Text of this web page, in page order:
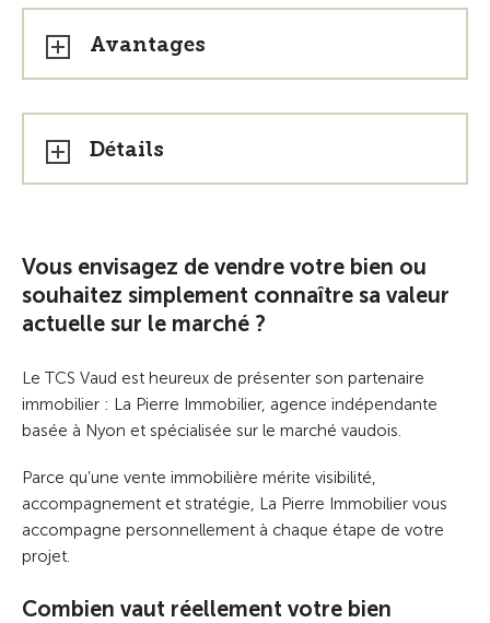
Avantages
Détails
Vous envisagez de vendre votre bien ou
souhaitez simplement connaître sa valeur
actuelle sur le marché ?
Le TCS Vaud est heureux de présenter son partenaire
immobilier : La Pierre Immobilier, agence indépendante
basée à Nyon et spécialisée sur le marché vaudois.
Parce qu’une vente immobilière mérite visibilité,
accompagnement et stratégie, La Pierre Immobilier vous
accompagne personnellement à chaque étape de votre
projet.
Combien vaut réellement votre bien